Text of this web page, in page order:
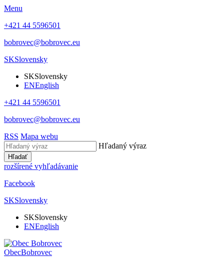
Menu
+421 44 5596501
bobrovec@bobrovec.eu
SKSlovensky
SKSlovensky
ENEnglish
+421 44 5596501
bobrovec@bobrovec.eu
RSS Mapa webu
Hľadaný výraz
Hľadať
rozšírené vyhľadávanie
Facebook
SKSlovensky
SKSlovensky
ENEnglish
ObecBobrovec